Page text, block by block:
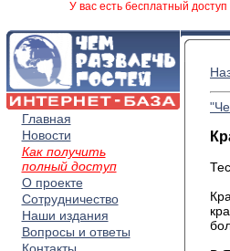
У вас есть бесплатный доступ
Главная
Новости
Как получить
полный доступ
О проекте
Сотрудничество
Наши издания
Вопросы и ответы